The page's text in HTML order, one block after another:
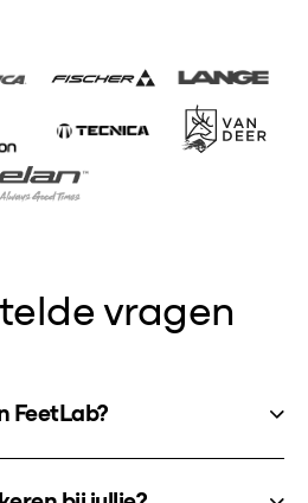
vragen
FeetLab?